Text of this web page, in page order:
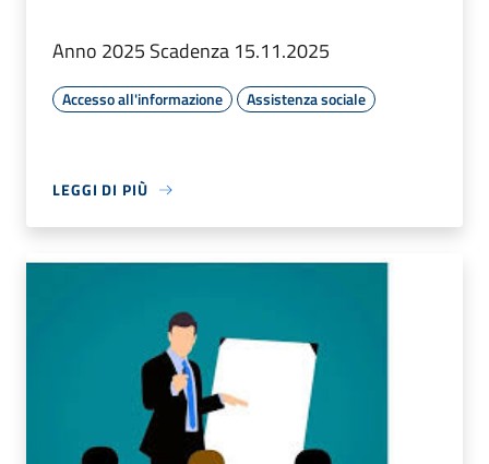
Anno 2025 Scadenza 15.11.2025
Accesso all'informazione Assistenza sociale
LEGGI DI PIÙ